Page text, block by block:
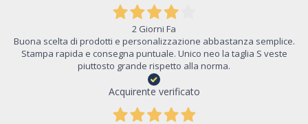
2 Giorni Fa
Buona scelta di prodotti e personalizzazione abbastanza semplice.
Stampa rapida e consegna puntuale. Unico neo la taglia S veste
piuttosto grande rispetto alla norma.
Acquirente verificato